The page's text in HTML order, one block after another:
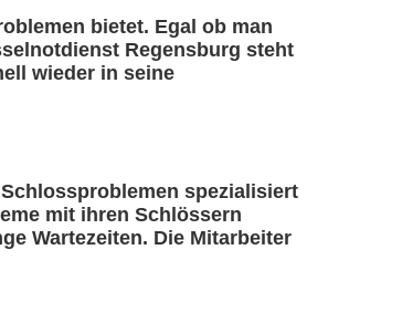
bietet. Egal ob man
Regensburg steht
wieder in seine
spezialisiert
mit ihren Schlössern
Wartezeiten. Die Mitarbeiter